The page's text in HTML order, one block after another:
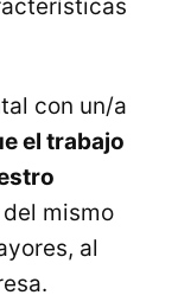
con un/a
el trabajo
mismo
al